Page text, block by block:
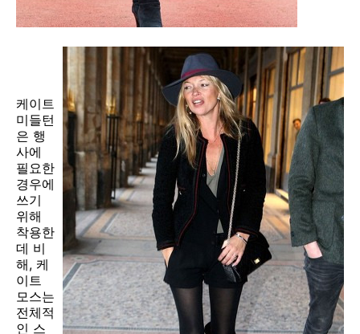
케이트
미들턴
은 행
사에
필요한
경우에
쓰기
위해
착용한
데 비
해, 케
이트
모스는
전체적
인 스